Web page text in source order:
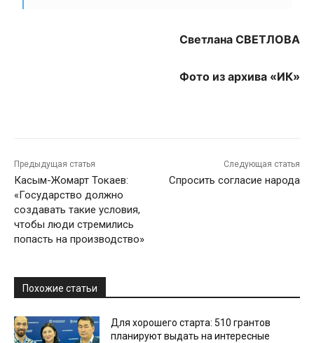
Светлана СВЕТЛОВА
Фото из архива «ИК»
Предыдущая статья
Касым-Жомарт Токаев:
«Государство должно
создавать такие условия,
чтобы люди стремились
попасть на производство»
Следующая статья
Спросить согласие народа
Похожие статьи
Для хорошего старта: 510 грантов
планируют выдать на интересные